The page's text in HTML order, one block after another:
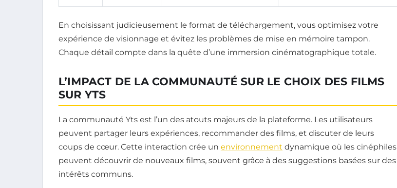
En choisissant judicieusement le format de téléchargement, vous optimisez votre
expérience de visionnage et évitez les problèmes de mise en mémoire tampon.
Chaque détail compte dans la quête d’une immersion cinématographique totale.
L’IMPACT DE LA COMMUNAUTÉ SUR LE CHOIX DES FILMS
SUR YTS
La communauté Yts est l’un des atouts majeurs de la plateforme. Les utilisateurs
peuvent partager leurs expériences, recommander des films, et discuter de leurs
coups de cœur. Cette interaction crée un environnement dynamique où les cinéphiles
peuvent découvrir de nouveaux films, souvent grâce à des suggestions basées sur des
intérêts communs.